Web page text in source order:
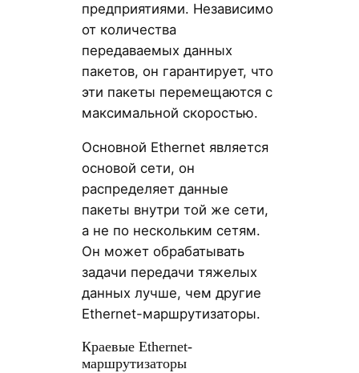
предприятиями. Независимо
от количества
передаваемых данных
пакетов, он гарантирует, что
эти пакеты перемещаются с
максимальной скоростью.
Основной Ethernet является
основой сети, он
распределяет данные
пакеты внутри той же сети,
а не по нескольким сетям.
Он может обрабатывать
задачи передачи тяжелых
данных лучше, чем другие
Ethernet-маршрутизаторы.
Краевые Ethernet-
маршрутизаторы